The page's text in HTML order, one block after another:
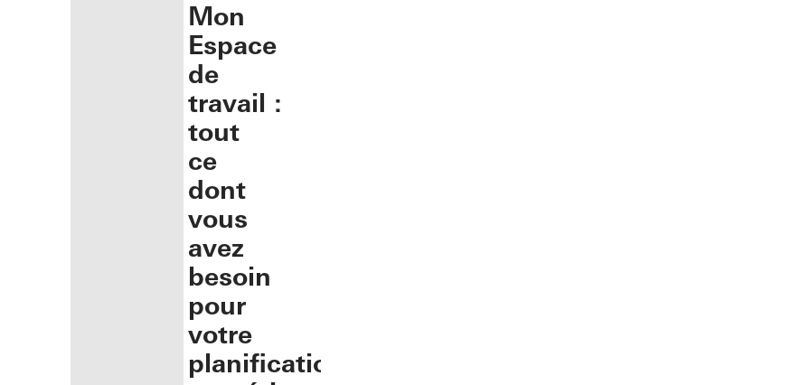
Mon
Espace
de
travail :
tout
ce
dont
vous
avez
besoin
pour
votre
planification